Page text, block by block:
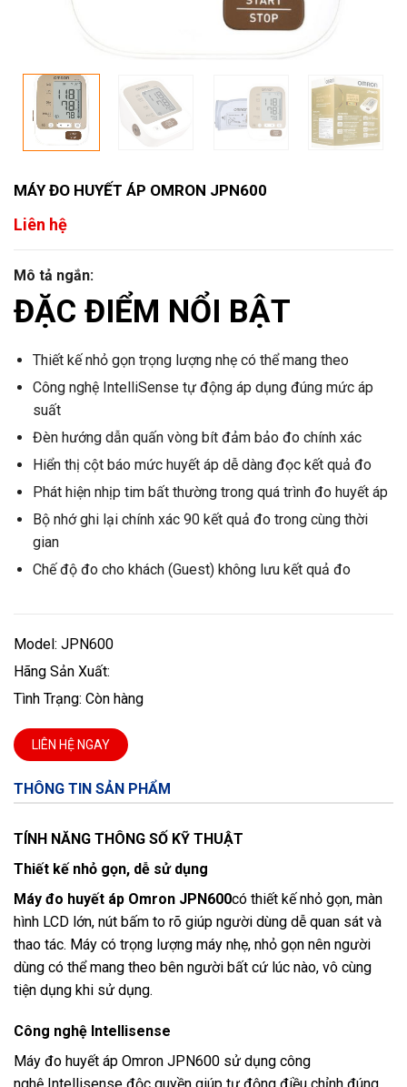
MÁY ĐO HUYẾT ÁP OMRON JPN600
Liên hệ
Mô tả ngắn:
ĐẶC ĐIỂM NỔI BẬT
Thiết kế nhỏ gọn trọng lượng nhẹ có thể mang theo
Công nghệ IntelliSense tự động áp dụng đúng mức áp
suất
Đèn hướng dẫn quấn vòng bít đảm bảo đo chính xác
Hiển thị cột báo mức huyết áp dễ dàng đọc kết quả đo
Phát hiện nhịp tim bất thường trong quá trình đo huyết áp
Bộ nhớ ghi lại chính xác 90 kết quả đo trong cùng thời
gian
Chế độ đo cho khách (Guest) không lưu kết quả đo
Model: JPN600
Hãng Sản Xuất:
Tình Trạng: Còn hàng
LIÊN HỆ NGAY
THÔNG TIN SẢN PHẨM
TÍNH NĂNG THÔNG SỐ KỸ THUẬT
Thiết kế nhỏ gọn, dễ sử dụng
Máy đo huyết áp Omron JPN600có thiết kế nhỏ gọn, màn
hình LCD lớn, nút bấm to rõ giúp người dùng dễ quan sát và
thao tác. Máy có trọng lượng máy nhẹ, nhỏ gọn nên người
dùng có thể mang theo bên người bất cứ lúc nào, vô cùng
tiện dụng khi sử dụng.
Công nghệ Intellisense
Máy đo huyết áp Omron JPN600 sử dụng công